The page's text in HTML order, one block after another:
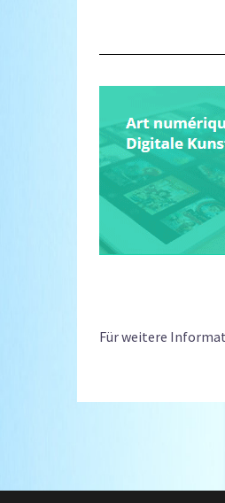
Für weitere